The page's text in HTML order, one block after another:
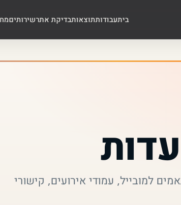
ביתעבודותתוצאותבדיקת אתרשירותים
למובייל, עמודי אירועים, קישורי